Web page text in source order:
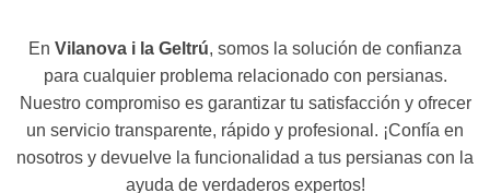
En Vilanova i la Geltrú, somos la solución de confianza
para cualquier problema relacionado con persianas.
Nuestro compromiso es garantizar tu satisfacción y ofrecer
un servicio transparente, rápido y profesional. ¡Confía en
nosotros y devuelve la funcionalidad a tus persianas con la
ayuda de verdaderos expertos!